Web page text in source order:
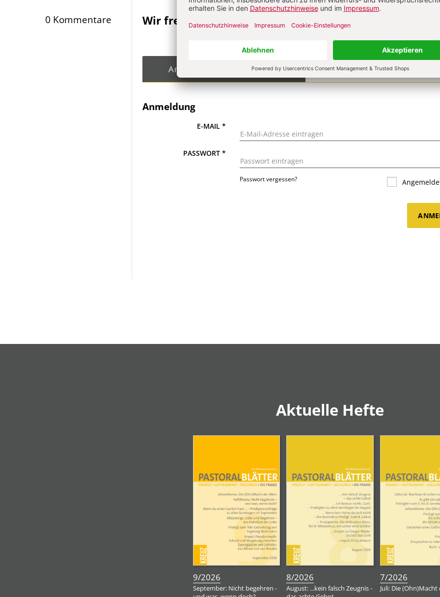
0 Kommentare Wir freuen uns über Ihren Kommentar
Angemeldet kommentieren Als Gast kommentieren
Anmeldung
E-MAIL*
PASSWORT*
Passwort vergessen?
Aktuelle Hefte
9/2026
September: Nicht begehren -
8/2026
August: ...kein falsch Zeugnis -
7/2026
Juli: Die